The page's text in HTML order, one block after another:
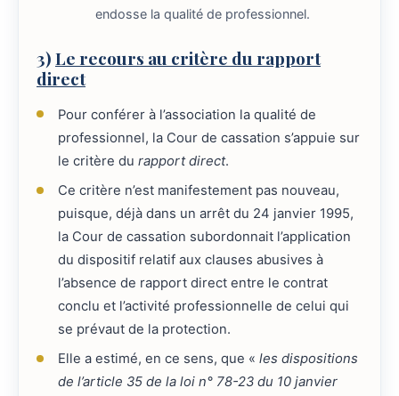
endosse la qualité de professionnel.
3)Le recours au critère du rapport
direct
Pour conférer à l’association la qualité de
professionnel, la Cour de cassation s’appuie sur
le critère du rapport direct.
Ce critère n’est manifestement pas nouveau,
puisque, déjà dans un arrêt du 24 janvier 1995,
la Cour de cassation subordonnait l’application
du dispositif relatif aux clauses abusives à
l’absence de rapport direct entre le contrat
conclu et l’activité professionnelle de celui qui
se prévaut de la protection.
Elle a estimé, en ce sens, que « les dispositions
de l’article 35 de la loi n° 78-23 du 10 janvier